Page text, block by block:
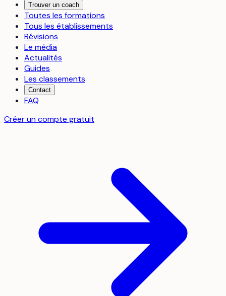
Trouver un coach
Toutes les formations
Tous les établissements
Révisions
Le média
Actualités
Guides
Les classements
Contact
FAQ
Créer un compte gratuit